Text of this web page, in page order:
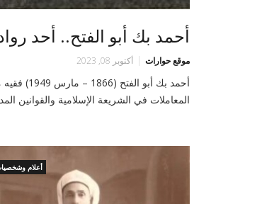
أحمد بك أبو الفتح.. أحد
موقع حوارات أكتوبر 08, 2023
أحمد بك
المعاملات في الشريعة الإسلامية والقوانين
أعلام